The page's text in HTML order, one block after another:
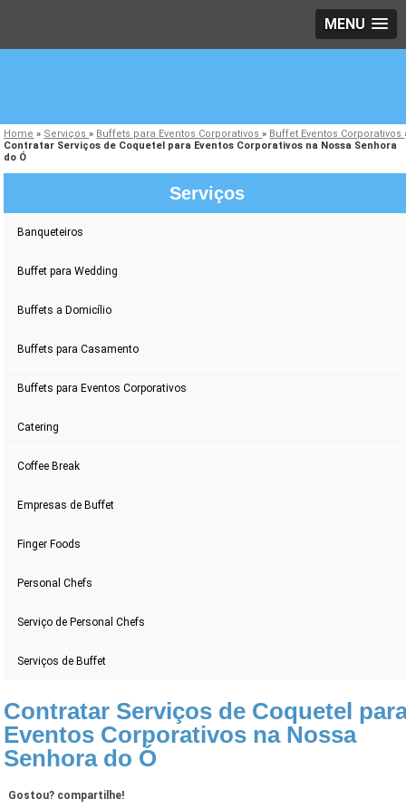
MENU
Home » Serviços» Buffets para Eventos Corporativos» Buffet Eventos Corporativos
Contratar Serviços de Coquetel para Eventos Corporativos na Nossa Senhora
do Ó
Serviços
Banqueteiros
Buffet para Wedding
Buffets a Domicílio
Buffets para Casamento
Buffets para Eventos Corporativos
Catering
Coffee Break
Empresas de Buffet
Finger Foods
Personal Chefs
Serviço de Personal Chefs
Serviços de Buffet
Contratar Serviços de Coquetel
Eventos Corporativos na Nossa
Senhora do Ó
Gostou? compartilhe!